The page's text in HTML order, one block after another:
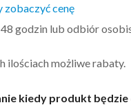
zobaczyć cenę
48 godzin lub odbiór
ilościach możliwe rabaty.
kiedy produkt